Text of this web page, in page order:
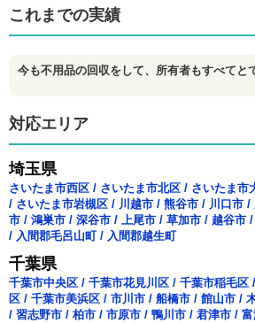
これまでの実績
今も不用品の回収をして、所有者もすべてと
対応エリア
埼玉県
さいたま市西区 / さいたま市北区 / さいたま市
/ さいたま市岩槻区 / 川越市 / 熊谷市 / 川口市 /
市 / 鴻巣市 / 深谷市 / 上尾市 / 草加市 / 越谷市 /
/ 入間郡毛呂山町/ 入間郡越生町
千葉県
千葉市中央区 / 千葉市花見川区 / 千葉市稲毛区 /
区 / 千葉市美浜区 / 市川市 / 船橋市 / 館山市 /
/ 習志野市 / 柏市 / 市原市 / 鴨川市 / 君津市 /